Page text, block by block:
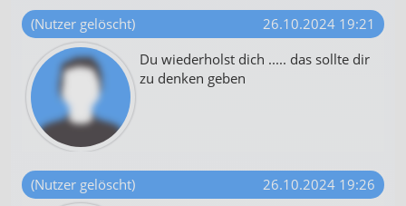
(Nutzer gelöscht)
26.10.2024 19:21
Du wiederholst dich ..... das sollte dir
zu denken geben
(Nutzer gelöscht)
26.10.2024 19:26